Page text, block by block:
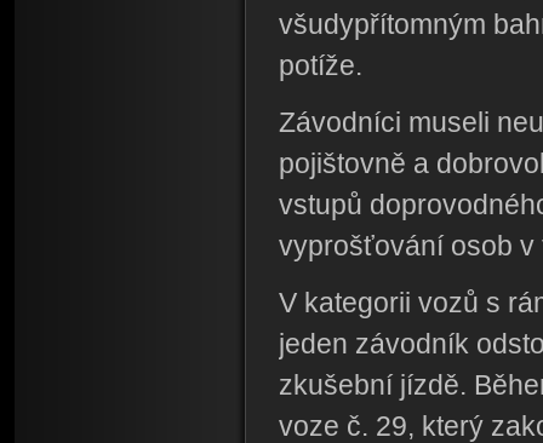
všudypřítomným
potíže.
Závodníci museli
pojištovně a
vstupů
vyprošťování osob v
V kategorii vozů s
jeden závodník
zkušební jízdě.
voze č. 29, který